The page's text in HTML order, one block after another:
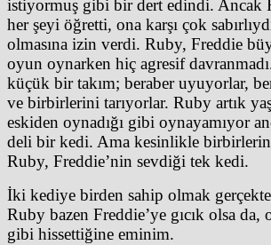
istiyormuş gibi bir dert edindi. Ancak
her şeyi öğretti, ona karşı çok
olmasına izin verdi. Ruby, Freddie
oyun oynarken hiç agresif
küçük bir takım; beraber uyuyorlar,
ve birbirlerini tarıyorlar. Ruby artık
eskiden oynadığı gibi oynayamıyor
deli bir kedi. Ama kesinlikle
Ruby, Freddie’nin sevdiği tek kedi.
İki kediye birden sahip olmak
Ruby bazen Freddie’ye gıcık olsa da,
gibi hissettiğine eminim.